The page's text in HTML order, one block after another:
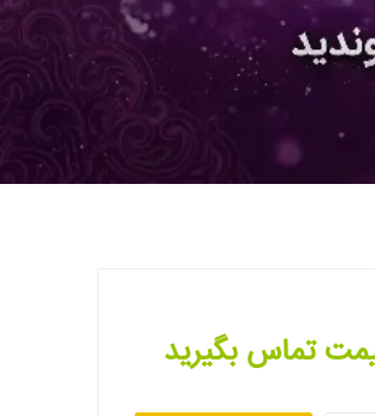
تماس بگیرید